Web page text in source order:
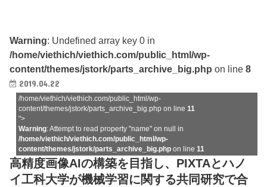
Warning: Undefined array key 0 in
/home/viethich/viethich.com/public_html/wp-
content/themes/jstork/parts_archive_big.php on line8
2019.04.22
/home/viethich/viethich.com/public_html/wp-
content/themes/jstork/parts_archive_big.php on line11
">
Warning: Attempt to read property "name" on null in
/home/viethich/viethich.com/public_html/wp-
content/themes/jstork/parts_archive_big.php on line11
高精度画像AIの構築を目指し、PIXTAとハノ
イ工科大学が機械学習に関する共同研究で合